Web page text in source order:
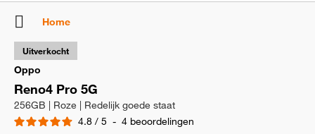
Home
Oppo
Reno4 Pro 5G
256GB | Roze | Redelijk goede staat
4.8 / 5 - 4 beoordelingen
Uitverkocht